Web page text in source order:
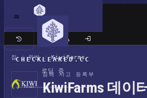
CHECKLEAKED.CC
로딩 중
클래식 사이트
집 / 위반 / KiwiFarms
침해 사고 등록부
KiwiFarms 데이